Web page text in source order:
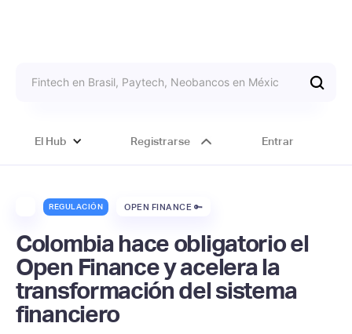
El Hub Registrarse Entrar
REGULACIÓN OPEN FINANCE 🔑
Colombia hace obligatorio el
Open Finance y acelera la
transformación del sistema
financiero